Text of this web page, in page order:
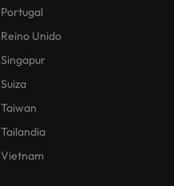
Portugal
Reino Unido
Singapur
Suiza
Taiwan
Tailandia
Vietnam